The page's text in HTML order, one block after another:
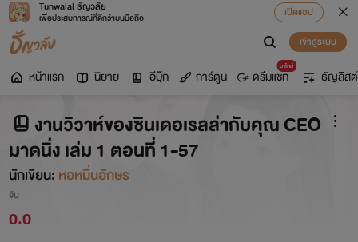
Tunwalai ธัญวลัย
เพื่อประสบการณ์ที่ดีกว่าบนมือถือ
เปิดแอป
เข้าสู่ระบบ
หน้าแรก นิยาย อีบุ๊ก การ์ตูน
มาใหม่
ดรีมแชท ธัญลิสต์
งานวิวาห์ของซินเดอเรลล่ากับคุณ CEO
มาดนิ่ง เล่ม 1 ตอนที่ 1-57
นักเขียน: หอหมื่นอักษร
จีน
0.0